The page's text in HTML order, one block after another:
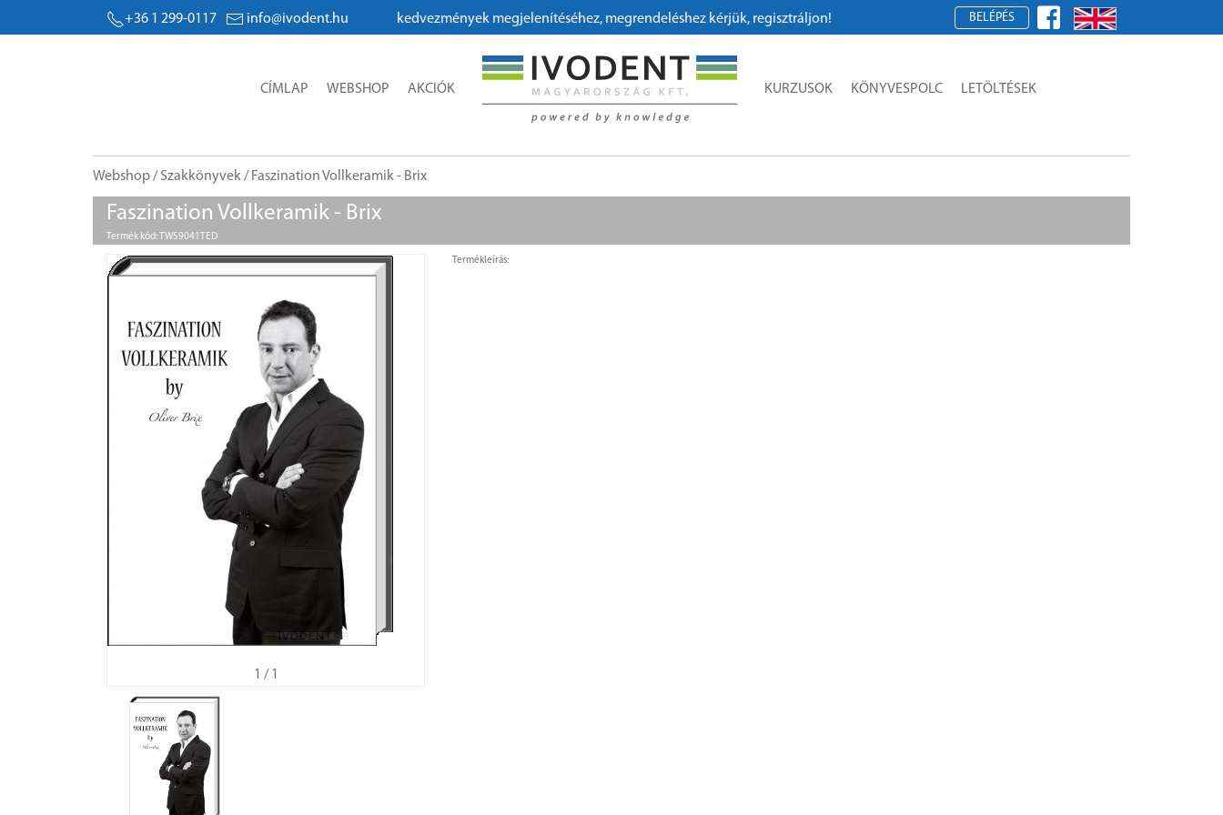
+36 1 299-0117 info@ivodent.huÁrak, egyedi kedvezmények megjelenítéséhez, megrendeléshez kérjük, regisztráljon! BELÉPÉS
CÍMLAP WEBSHOP AKCIÓK KURZUSOK KÖNYVESPOLC LETÖLTÉSEK
Webshop/ Szakkönyvek/ Faszination Vollkeramik - Brix
Faszination Vollkeramik - Brix
Termék kód: TWS9041TED
1 / 1
Termékleírás: